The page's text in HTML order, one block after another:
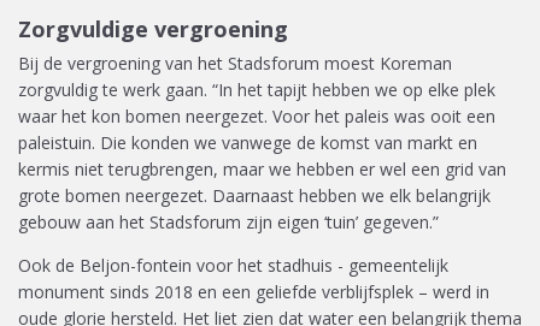
Zorgvuldige vergroening
Bij de vergroening van het Stadsforum moest Koreman
zorgvuldig te werk gaan. “In het tapijt hebben we op elke plek
waar het kon bomen neergezet. Voor het paleis was ooit een
paleistuin. Die konden we vanwege de komst van markt en
kermis niet terugbrengen, maar we hebben er wel een grid van
grote bomen neergezet. Daarnaast hebben we elk belangrijk
gebouw aan het Stadsforum zijn eigen ‘tuin’ gegeven.”
Ook de Beljon-fontein voor het stadhuis - gemeentelijk
monument sinds 2018 en een geliefde verblijfsplek – werd in
oude glorie hersteld. Het liet zien dat water een belangrijk thema